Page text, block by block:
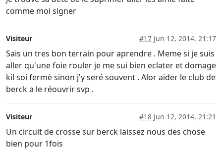
comme moi signer
Visiteur #17 Jun 12, 2014, 21:17
Sais un tres bon terrain pour aprendre . Meme si je suis
aller qu'une foie rouler je me sui bien eclater et domage
kil soi fermè sinon j'y seré souvent . Alor aider le club de
berck a le réouvrir svp .
Visiteur #18 Jun 12, 2014, 21:21
Un circuit de crosse sur berck laissez nous des chose
bien pour 1fois